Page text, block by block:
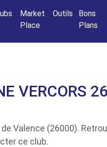
Market
Place
Outils
Bons
Plans
VERCORS
de Valence (26000).
ce club.